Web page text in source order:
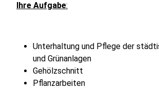
Ihre Aufgabe:
Unterhaltung und Pflege der
und Grünanlagen
Gehölzschnitt
Pflanzarbeiten